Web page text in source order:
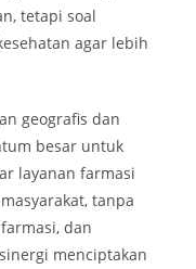
tetapi soal
agar lebih
geografis dan
besar untuk
layanan farmasi
tanpa
dan
menciptakan